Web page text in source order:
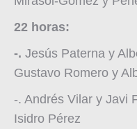
22 horas:
-. Jesús Paterna y
Gustavo Romero y
-. Andrés Vilar y Javi
Isidro Pérez